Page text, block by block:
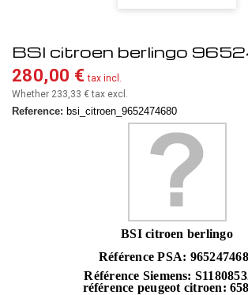
BSI citroen berlingo
280,00 € tax incl.
Whether 233,33 €tax excl.
Reference: bsi_citroen_9652474680
BSI citroen berlingo
Référence PSA:
Référence Siemens:
référence peugeot citroen: